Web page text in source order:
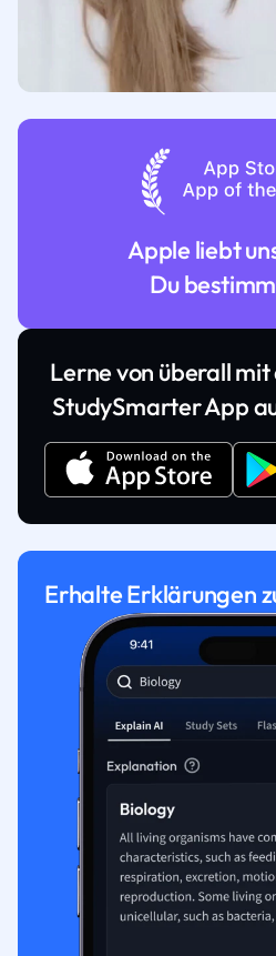
Apple liebt
Du
Lerne von überall
StudySmarter App
Erhalte Erklärungen